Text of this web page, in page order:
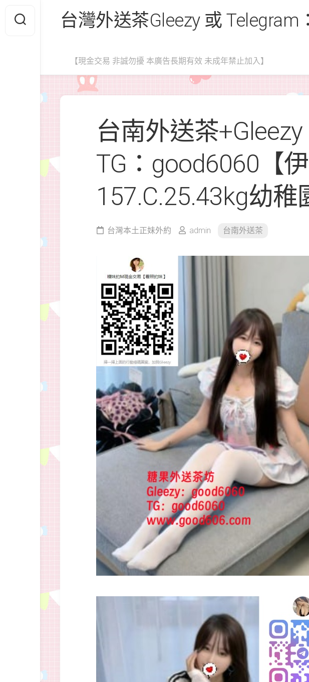
content
台灣外送茶Gleezy 或 Telegram
【現金交易 非誠勿擾 本廣告長期有效 未成年禁止加入】
台南外送茶
TG：good6060【伊
157.C.25.43kg幼稚
台灣本土正妹外約 admin 台南外送茶